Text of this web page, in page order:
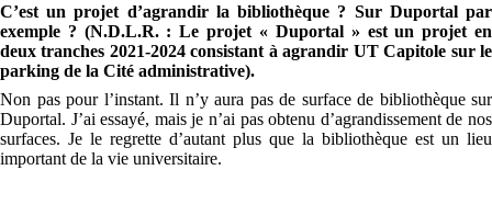
C’est un projet d’agrandir la bibliothèque ? Sur Duportal par
exemple ? (N.D.L.R. : Le projet « Duportal » est un projet en
deux tranches 2021-2024 consistant à agrandir UT Capitole sur le
parking de la Cité administrative).
Non pas pour l’instant. Il n’y aura pas de surface de bibliothèque sur
Duportal. J’ai essayé, mais je n’ai pas obtenu d’agrandissement de nos
surfaces. Je le regrette d’autant plus que la bibliothèque est un lieu
important de la vie universitaire.